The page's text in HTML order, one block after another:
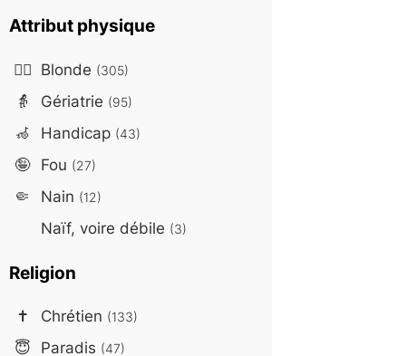
Attribut physique
👱‍♀️ Blonde (305)
👵 Gériatrie (95)
🦽 Handicap (43)
🤪 Fou (27)
🤏 Nain (12)
Naïf, voire débile (3)
Religion
✝️ Chrétien (133)
😇 Paradis (47)